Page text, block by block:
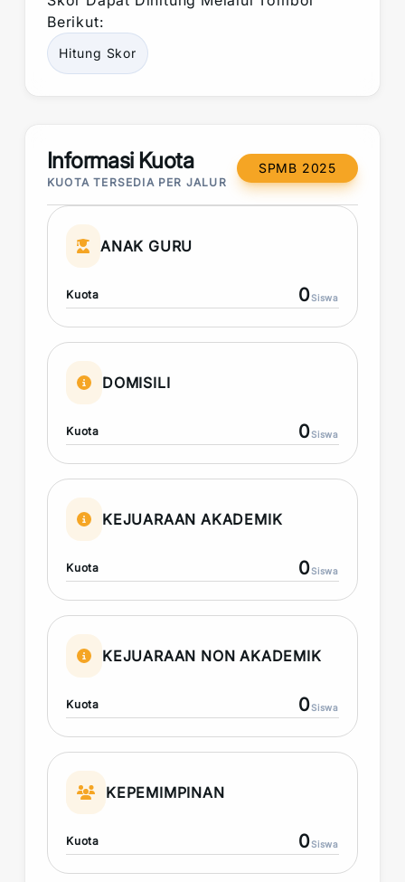
Berikut:
Hitung Skor
Informasi Kuota
KUOTA TERSEDIA PER JALUR
SPMB 2025
ANAK GURU
Kuota 0Siswa
DOMISILI
Kuota 0Siswa
KEJUARAAN AKADEMIK
Kuota 0Siswa
KEJUARAAN NON AKADEMIK
Kuota 0Siswa
KEPEMIMPINAN
Kuota 0Siswa